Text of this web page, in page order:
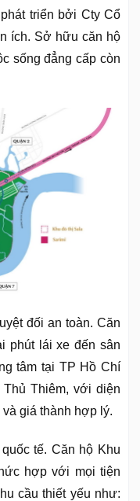
triển bởi Cty Cổ
ích. Sở hữu căn hộ
sống đẳng cấp còn
đối an toàn. Căn
phút lái xe đến sân
tâm tại TP Hồ Chí
Thủ Thiêm, với diện
giá thành hợp lý.
tế. Căn hộ Khu
hợp với mọi tiện
cầu thiết yếu như: